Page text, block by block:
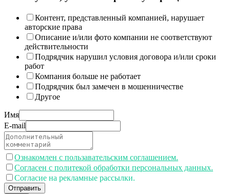
Контент, представленный компанией, нарушает
авторские права
Описание и/или фото компании не соответствуют
действительности
Подрядчик нарушил условия договора и/или сроки
работ
Компания больше не работает
Подрядчик был замечен в мошенничестве
Другое
Имя
E-mail
Ознакомлен с пользавательским соглашением.
Согласен с политекой обработки персональных данных.
Согласие на рекламные рассылки.
Отправить